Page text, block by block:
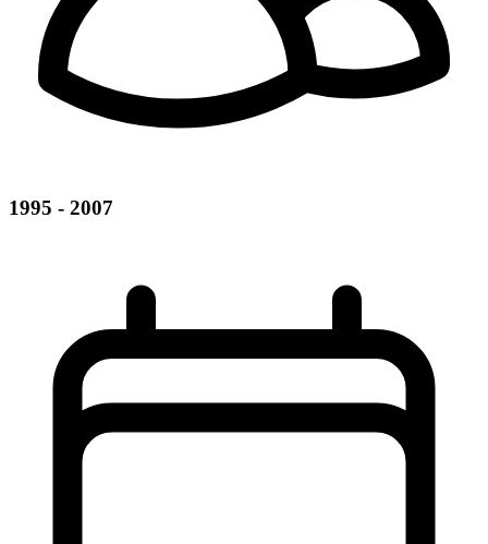
1995 - 2007